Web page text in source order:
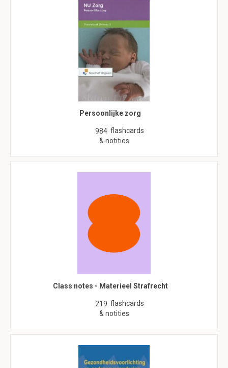
Persoonlijke zorg
984 flashcards
& notities
Class notes - Materieel Strafrecht
219 flashcards
& notities